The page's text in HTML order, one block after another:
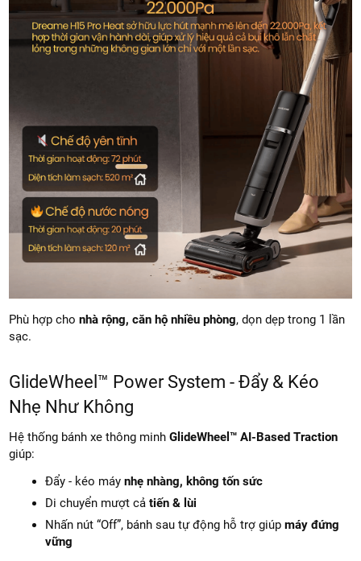
Phù hợp chonhà rộng, căn hộ nhiều phòng, dọn dẹp trong 1 lần
sạc.
GlideWheel™ Power System - Đẩy & Kéo
Nhẹ Như Không
Hệ thống bánh xe thông minhGlideWheel™ AI-Based Traction
giúp:
Đẩy - kéo máynhẹ nhàng, không tốn sức
Di chuyển mượt cảtiến & lùi
Nhấn nút “Off”, bánh sau tự động hỗ trợ giúpmáy đứng
vững